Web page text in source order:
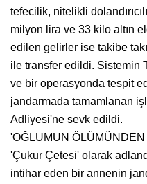
tefecilik, nitelikli
milyon lira ve 33 kilo altın
edilen gelirler ise takibe
ile transfer edildi. Sistemin
ve bir operasyonda tespit
jandarmada tamamlanan
Adliyesi'ne sevk edildi.
'OĞLUMUN
'Çukur Çetesi' olarak
intihar eden bir annenin